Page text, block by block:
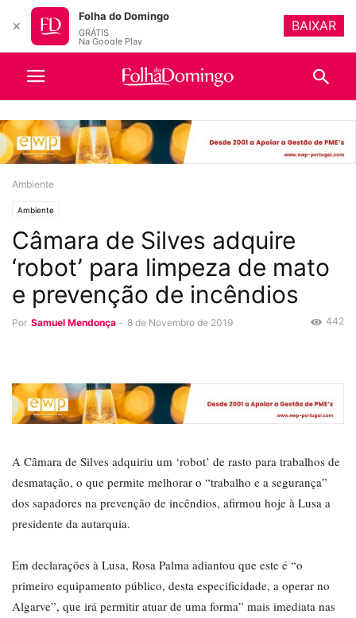
Ambiente
Ambiente
Câmara de Silves adquire
‘robot’ para limpeza de mato
e prevenção de incêndios
Por Samuel Mendonça - 8 de Novembro de 2019 442
A Câmara de Silves adquiriu um ‘robot’ de rasto para trabalhos de
desmatação, o que permite melhorar o “trabalho e a segurança”
dos sapadores na prevenção de incêndios, afirmou hoje à Lusa a
presidente da autarquia.
Em declarações à Lusa, Rosa Palma adiantou que este é “o
primeiro equipamento público, desta especificidade, a operar no
Algarve”, que irá permitir atuar de uma forma” mais imediata nas
✕
Folha do Domingo
GRÁTIS
Na Google Play
BAIXAR